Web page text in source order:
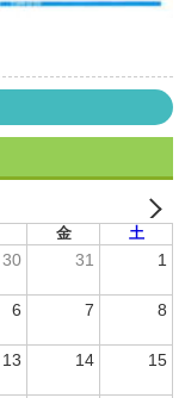
金 土
30 31 1
6 7 8
13 14 15